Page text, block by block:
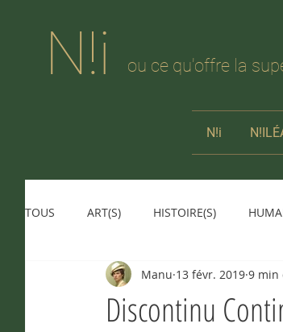
N!i ou ce qu'offre la
N!i
TOUS ART(S) HISTOIRE(S)
Discontinu
Manu 13 févr. 2019 9 min